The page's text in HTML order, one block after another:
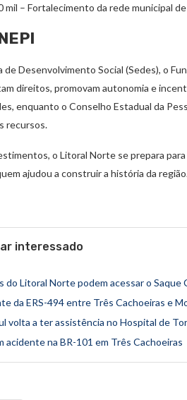
mil – Fortalecimento da rede municipal
de Desenvolvimento Social (Sedes), o
direitos, promovam autonomia e
enquanto o Conselho Estadual da
recursos.
o Litoral Norte se prepara
ajudou a construir a história da
interessado
do Litoral Norte podem acessar o Saque
da ERS-494 entre Três Cachoeiras e
volta a ter assistência no Hospital de
acidente na BR-101 em Três Cachoeiras